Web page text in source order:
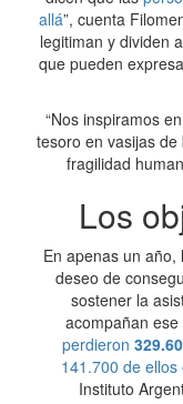
allá”, cuenta
legitiman y dividen
que pueden
“Nos inspiramos
tesoro en vasijas de
fragilidad
Los
En apenas un
deseo de
sostener la
acompañan
perdieron
141.700 de
Instituto